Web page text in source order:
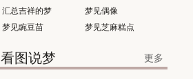
汇总吉祥的梦
梦见偶像
梦见豌豆苗
梦见芝麻糕点
看图说梦 更多